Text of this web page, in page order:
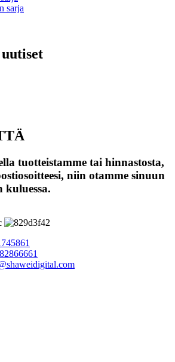
sarja
tuotteistamme tai hinnastosta,
niin otamme sinuun
kuluessa.